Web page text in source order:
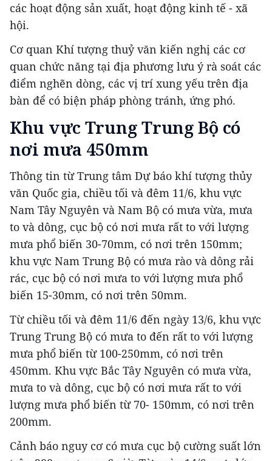
các hoạt động sản xuất, hoạt động kinh tế - xã
hội.
Cơ quan Khí tượng thuỷ văn kiến nghị các cơ
quan chức năng tại địa phương lưu ý rà soát các
điểm nghẽn dòng, các vị trí xung yếu trên địa
bàn để có biện pháp phòng tránh, ứng phó.
Khu vực Trung Trung Bộ có
nơi mưa 450mm
Thông tin từ Trung tâm Dự báo khí tượng thủy
văn Quốc gia, chiều tối và đêm 11/6, khu vực
Nam Tây Nguyên và Nam Bộ có mưa vừa, mưa
to và dông, cục bộ có nơi mưa rất to với lượng
mưa phổ biến 30-70mm, có nơi trên 150mm;
khu vực Nam Trung Bộ có mưa rào và dông rải
rác, cục bộ có nơi mưa to với lượng mưa phổ
biến 15-30mm, có nơi trên 50mm.
Từ chiều tối và đêm 11/6 đến ngày 13/6, khu vực
Trung Trung Bộ có mưa to đến rất to với lượng
mưa phổ biến từ 100-250mm, có nơi trên
450mm. Khu vực Bắc Tây Nguyên có mưa vừa,
mưa to và dông, cục bộ có nơi mưa rất to với
lượng mưa phổ biến từ 70- 150mm, có nơi trên
200mm.
Cảnh báo nguy cơ có mưa cục bộ cường suất lớn